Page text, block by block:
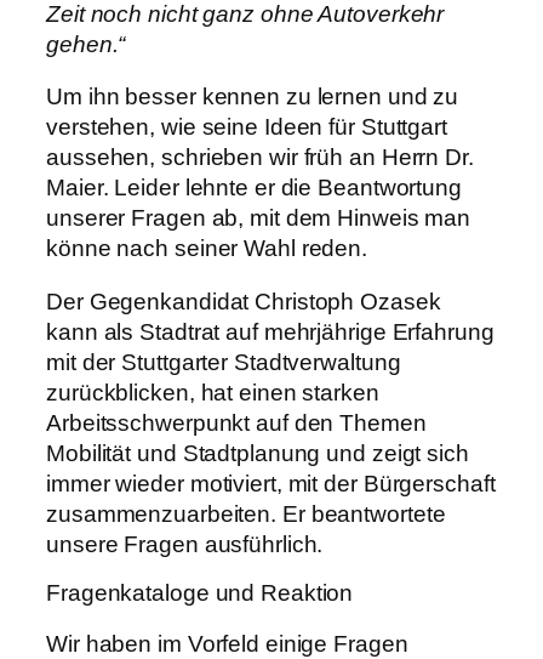
Zeit noch nicht ganz ohne Autoverkehr
gehen.“
Um ihn besser kennen zu lernen und zu
verstehen, wie seine Ideen für Stuttgart
aussehen, schrieben wir früh an Herrn Dr.
Maier. Leider lehnte er die Beantwortung
unserer Fragen ab, mit dem Hinweis man
könne nach seiner Wahl reden.
Der Gegenkandidat Christoph Ozasek
kann als Stadtrat auf mehrjährige Erfahrung
mit der Stuttgarter Stadtverwaltung
zurückblicken, hat einen starken
Arbeitsschwerpunkt auf den Themen
Mobilität und Stadtplanung und zeigt sich
immer wieder motiviert, mit der Bürgerschaft
zusammenzuarbeiten. Er beantwortete
unsere Fragen ausführlich.
Fragenkataloge und Reaktion
Wir haben im Vorfeld einige Fragen